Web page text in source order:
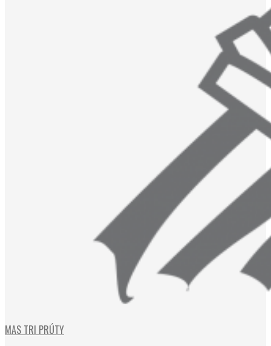
MAS TRI PRÚTY